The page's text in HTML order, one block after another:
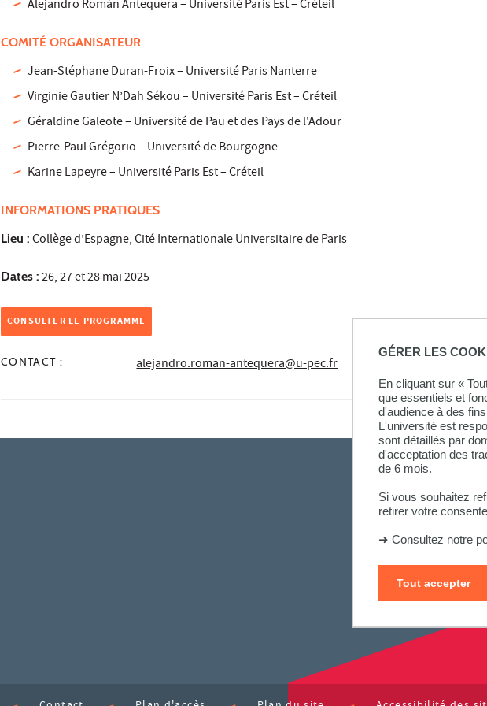
GÉRER LES
En cliquant sur «
que essentiels et
d'audience à des
L'université est
sont détaillés par
d'acceptation des
de 6 mois.
Si vous souhaitez
retirer votre
➜ Consultez notre
Tout accepter
Alejandro Román Antequera – Université Paris Est – Créteil
COMITÉ ORGANISATEUR
Jean-Stéphane Duran-Froix – Université Paris Nanterre
Virginie Gautier N’Dah Sékou – Université Paris Est – Créteil
Géraldine Galeote – Université de Pau et des Pays de l'Adour
Pierre-Paul Grégorio – Université de Bourgogne
Karine Lapeyre – Université Paris Est – Créteil
INFORMATIONS PRATIQUES
Lieu : Collège d’Espagne, Cité Internationale Universitaire de Paris
Dates : 26, 27 et 28 mai 2025
CONSULTER LE PROGRAMME
CONTACT : alejandro.roman-antequera@u-pec.fr